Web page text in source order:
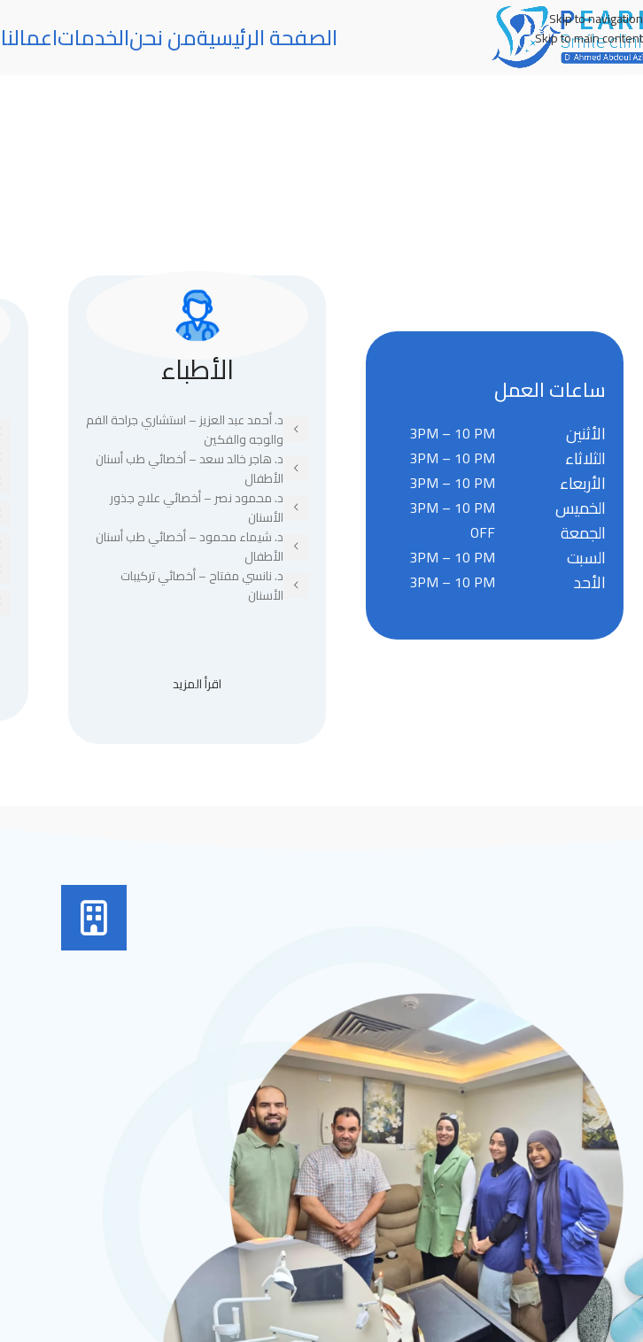
Skip to navigation
Skip to main content
الصفحة الرئيسيةمن نحنالخدماتاعمالنا
ساعات العمل
3PM – 10 PM الأثنين
3PM – 10 PM الثلاثاء
3PM – 10 PM الأربعاء
3PM – 10 PM الخميس
OFF الجمعة
3PM – 10 PM السبت
3PM – 10 PM الأحد
الأطباء
د. أحمد عبد العزيز – استشاري جراحة الفم
والوجه والفكين
د. هاجر خالد سعد – أخصائي طب أسنان
الأطفال
د. محمود نصر – أخصائي علاج جذور
الأسنان
د. شيماء محمود – أخصائي طب أسنان
الأطفال
د. نانسي مفتاح – أخصائي تركيبات
الأسنان
اقرأ المزيد